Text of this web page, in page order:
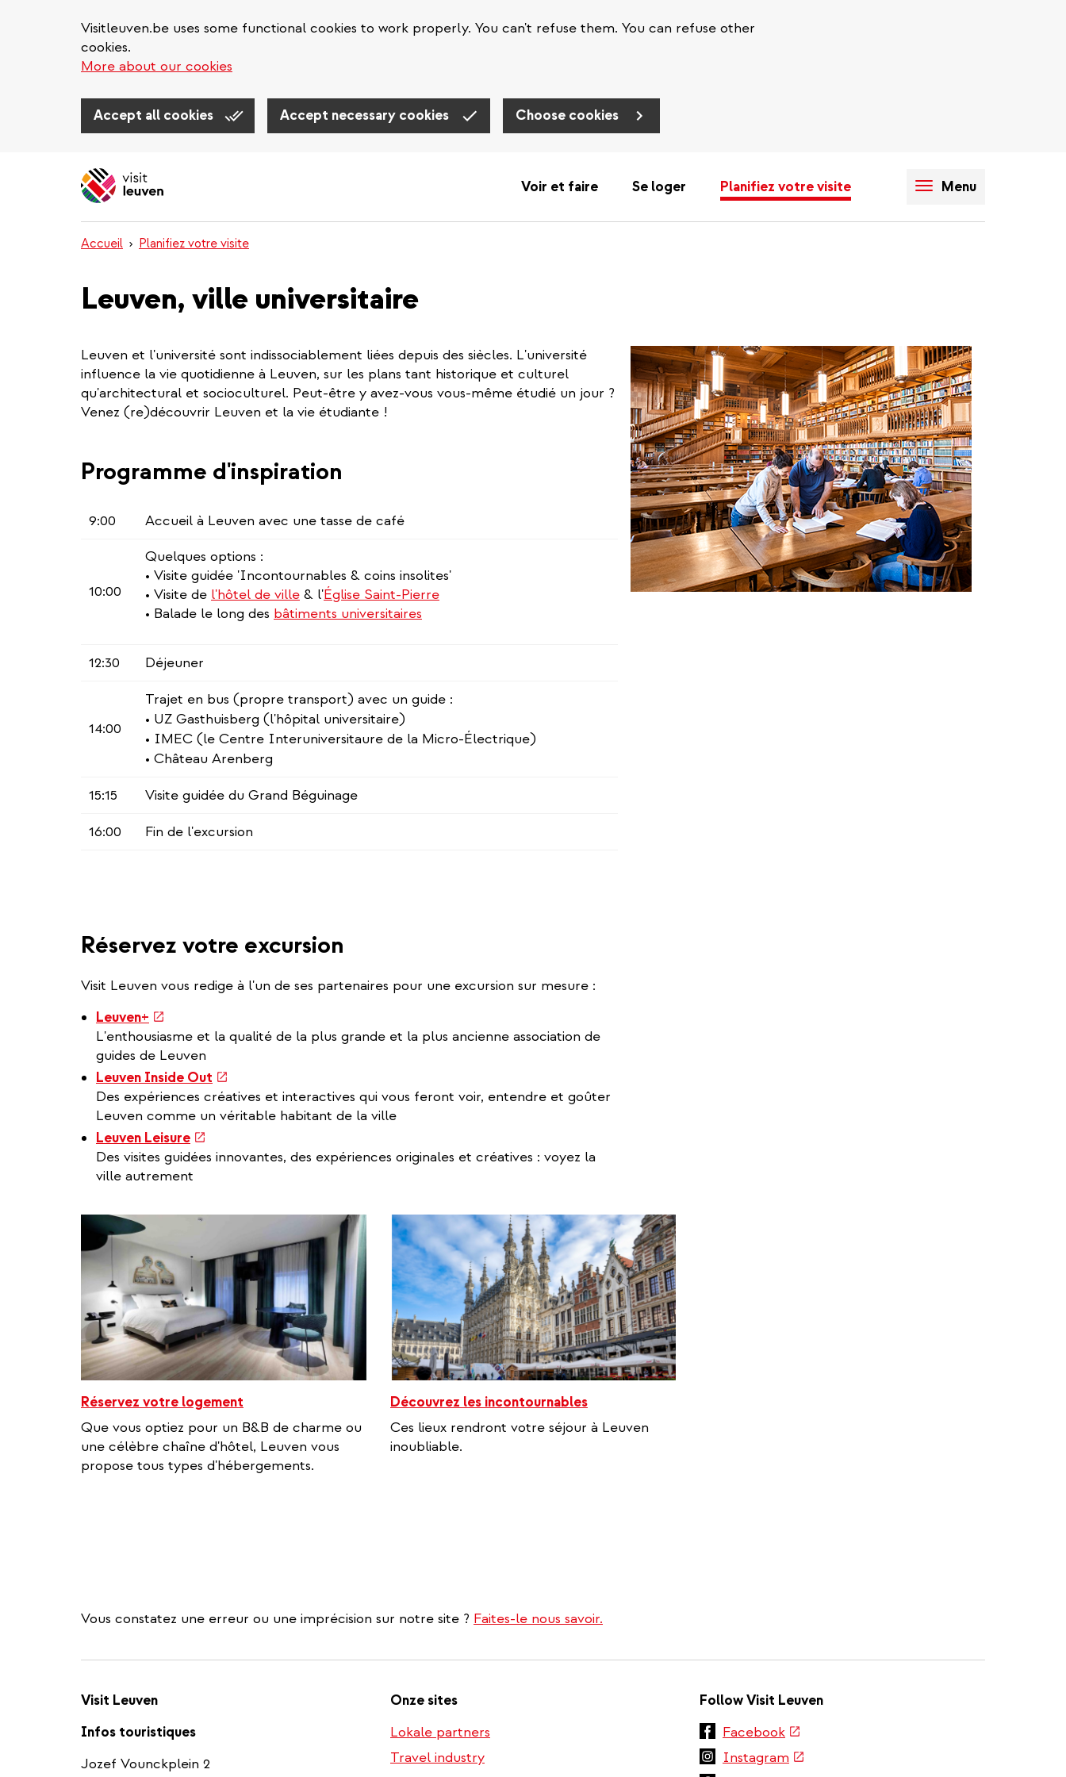
Visitleuven.be uses some functional cookies to work properly. You can't refuse them. You can refuse other
cookies.
More about our cookies
Accept all cookies Accept necessary cookies Choose cookies
Voir et faire Se loger Planifiez votre visite Menu
Accueil Planifiez votre visite
Leuven, ville universitaire
Leuven et l'université sont indissociablement liées depuis des siècles. L'université
influence la vie quotidienne à Leuven, sur les plans tant historique et culturel
qu'architectural et socioculturel. Peut‑être y avez-vous vous-même étudié un jour ?
Venez (re)découvrir Leuven et la vie étudiante !
Programme d'inspiration
9:00 Accueil à Leuven avec une tasse de café
10:00
Quelques options :
• Visite guidée 'Incontournables & coins insolites'
• Visite de l'hôtel de ville & l'Église Saint-Pierre
• Balade le long des bâtiments universitaires
12:30 Déjeuner
14:00
Trajet en bus (propre transport) avec un guide :
• UZ Gasthuisberg (l'hôpital universitaire)
• IMEC (le Centre Interuniversitaure de la Micro-Électrique)
• Château Arenberg
15:15
Visite guidée du Grand Béguinage
16:00
Fin de l'excursion
Réservez votre excursion
Visit Leuven vous redige à l'un de ses partenaires pour une excursion sur mesure :
Leuven+ (link
is
external)
L'enthousiasme et la qualité de la plus grande et la plus ancienne association de
guides de Leuven
Leuven Inside Out (link
is
external)
Des expériences créatives et interactives qui vous feront voir, entendre et goûter
Leuven comme un véritable habitant de la ville
Leuven Leisure(link
is
external)
Des visites guidées innovantes, des expériences originales et créatives : voyez la
ville autrement
Réservez votre logement
Que vous optiez pour un B&B de charme ou
une célèbre chaîne d'hôtel, Leuven vous
propose tous types d'hébergements.
Découvrez les incontournables
Ces lieux rendront votre séjour à Leuven
inoubliable.
Vous constatez une erreur ou une imprécision sur notre site ? Faites-le nous savoir.
Visit Leuven
Infos touristiques
Jozef Vounckplein 2
Onze sites
Lokale partners
Travel industry
Follow Visit Leuven
Facebook(link
external)
Instagram (link